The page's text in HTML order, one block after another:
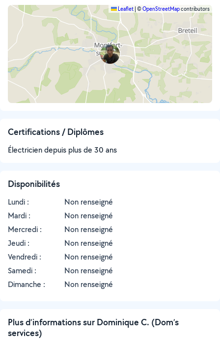
Leaflet ©OpenStreetMapcontributors
Certifications / Diplômes
Électricien depuis plus de 30 ans
Disponibilités
Lundi :
Non renseigné
Mardi :
Non renseigné
Mercredi :
Non renseigné
Jeudi :
Non renseigné
Vendredi :
Non renseigné
Samedi :
Non renseigné
Dimanche :
Non renseigné
Plus d’informations sur Dominique C. (Dom’s
services)